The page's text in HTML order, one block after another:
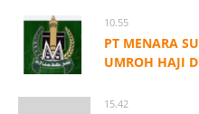
10.55
PT MENARA
UMROH HAJI
15.42